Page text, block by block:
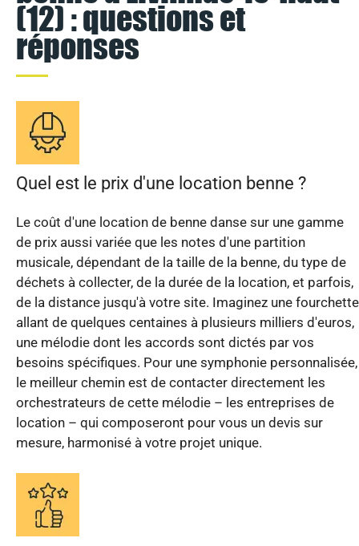
(12) : questions et
réponses
Quel est le prix d'une location benne ?
Le coût d'une location de benne danse sur une gamme
de prix aussi variée que les notes d'une partition
musicale, dépendant de la taille de la benne, du type de
déchets à collecter, de la durée de la location, et parfois,
de la distance jusqu'à votre site. Imaginez une fourchette
allant de quelques centaines à plusieurs milliers d'euros,
une mélodie dont les accords sont dictés par vos
besoins spécifiques. Pour une symphonie personnalisée,
le meilleur chemin est de contacter directement les
orchestrateurs de cette mélodie – les entreprises de
location – qui composeront pour vous un devis sur
mesure, harmonisé à votre projet unique.